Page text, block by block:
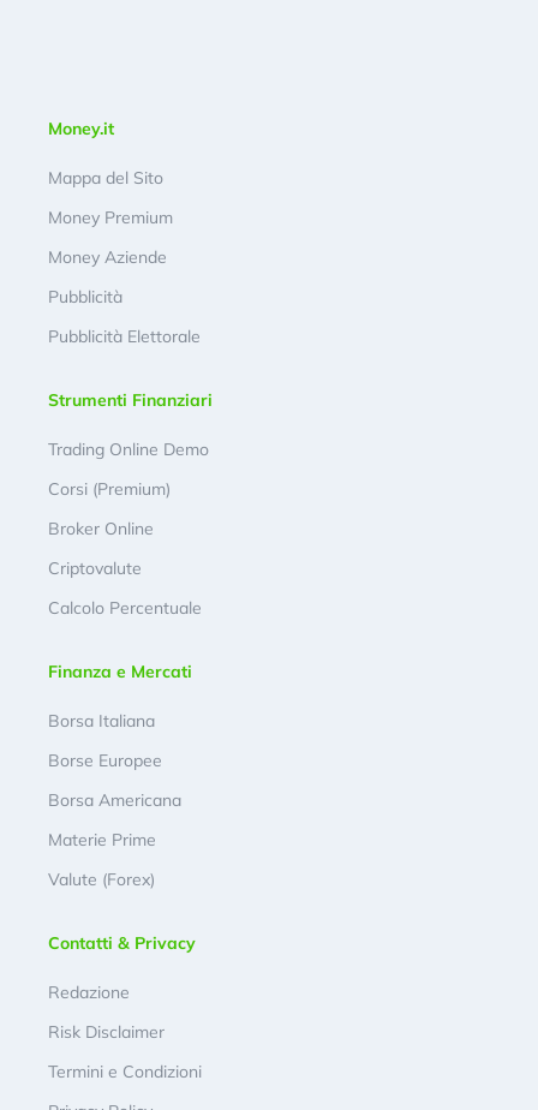
Money.it
Mappa del Sito
Money Premium
Money Aziende
Pubblicità
Pubblicità Elettorale
Strumenti Finanziari
Trading Online Demo
Corsi (Premium)
Broker Online
Criptovalute
Calcolo Percentuale
Finanza e Mercati
Borsa Italiana
Borse Europee
Borsa Americana
Materie Prime
Valute (Forex)
Contatti & Privacy
Redazione
Risk Disclaimer
Termini e Condizioni